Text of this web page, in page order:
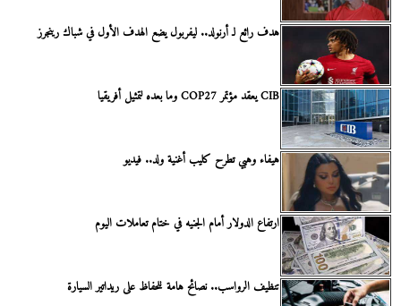
هدف رائع لـ أرنولد.. ليفربول يضع الهدف الأول في شباك رينجرز
CIB يعقد مؤتمر COP27 وما بعده لتمثيل أفريقيا
هيفاء وهبي تطرح كليب أغنية ولد.. فيديو
ارتفاع الدولار أمام الجنيه في ختام تعاملات اليوم
تنظيف الرواسب.. نصائح هامة للحفاظ على ريداتير السيارة